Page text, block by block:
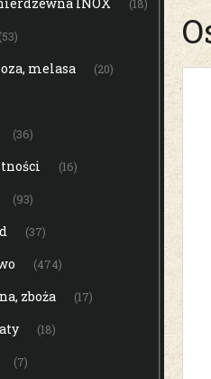
(18)
(53)
melasa (20)
(36)
(16)
(93)
(37)
(474)
zboża (17)
(18)
(7)